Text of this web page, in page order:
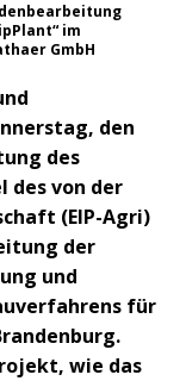
im
GmbH
den
des
des von der
(EIP-Agri)
der
und
für
wie das